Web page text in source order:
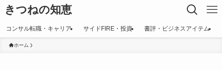
きつねの知恵
コンサル転職・キャリア サイドFIRE・投資 書評・ビジネスアイテム
ホーム